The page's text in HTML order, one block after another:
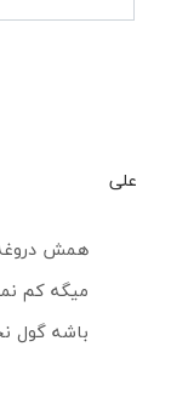
علی
همش
باشه گول